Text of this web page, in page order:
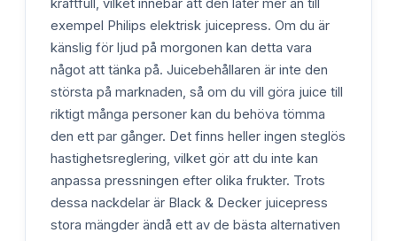
kraftfull, vilket innebär att den låter mer än till
exempel Philips elektrisk juicepress. Om du är
känslig för ljud på morgonen kan detta vara
något att tänka på. Juicebehållaren är inte den
största på marknaden, så om du vill göra juice till
riktigt många personer kan du behöva tömma
den ett par gånger. Det finns heller ingen steglös
hastighetsreglering, vilket gör att du inte kan
anpassa pressningen efter olika frukter. Trots
dessa nackdelar är Black & Decker juicepress
stora mängder ändå ett av de bästa alternativen